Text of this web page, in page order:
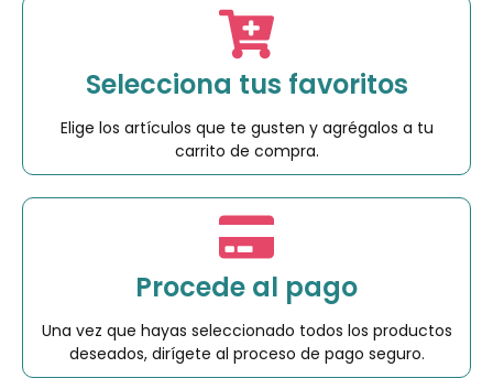
Selecciona tus favoritos
Elige los artículos que te gusten y agrégalos a tu
carrito de compra.
Procede al pago
Una vez que hayas seleccionado todos los productos
deseados, dirígete al proceso de pago seguro.